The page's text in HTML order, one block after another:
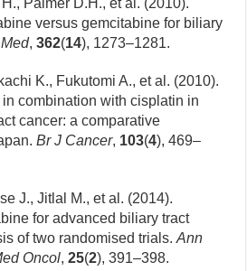
Palmer D.H., et al. (2010).
versus gemcitabine for biliary
,362(14), 1273–1281.
K., Fukutomi A., et al. (2010).
combination with cisplatin in
cancer: a comparative
Br J Cancer, 103(4), 469–
J., Jitlal M., et al. (2014).
for advanced biliary tract
of two randomised trials.Ann
Oncol,25(2), 391–398.